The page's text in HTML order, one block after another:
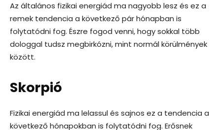
Az általános fizikai energiád ma nagyobb lesz és ez a
remek tendencia a következő pár hónapban is
folytatódni fog. Észre fogod venni, hogy sokkal több
dologgal tudsz megbirkózni, mint normál körülmények
között.
Skorpió
Fizikai energiád ma lelassul és sajnos ez a tendencia a
következő hónapokban is folytatódni fog. Erősnek